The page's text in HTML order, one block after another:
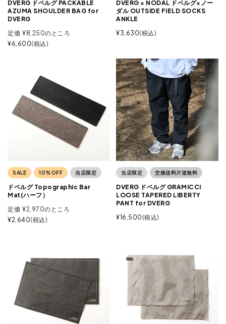
DVERG ドベルグ PACKABLE
AZUMA SHOULDER BAG for
DVERG
定価 ¥8,250のところ
¥6,600 税込
DVERG × NODAL ドベルグ×ノー
ダル OUTSIDE FIELD SOCKS
ANKLE
¥3,630 税込
SALE 10%OFF 当店限定
ドベルグ Topographic Bar
Mat(ハーフ）
定価 ¥2,970のところ
¥2,640 税込
当店限定 交換送料片道無料
DVERG ドベルグ GRAMICCI
LOOSE TAPERED LIBERTY
PANT for DVERG
¥16,500 税込